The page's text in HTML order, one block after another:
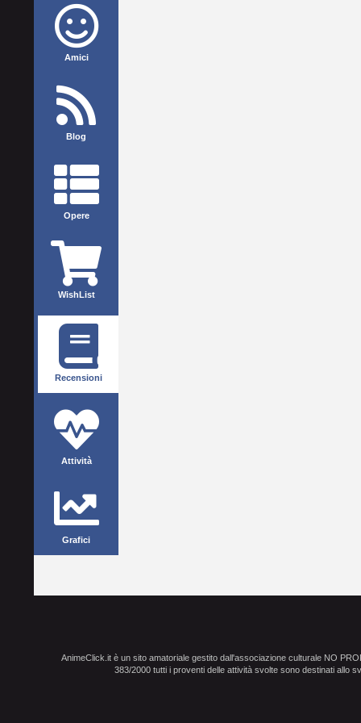
Amici
Blog
Opere
WishList
Recensioni
Attività
Grafici
AnimeClick.it è un sito amatoriale gestito dall'associazione culturale NO
383/2000 tutti i proventi delle attività svolte sono destinati allo